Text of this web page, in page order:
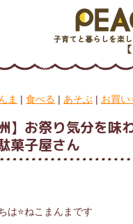
ま |食べる | あそぶ | お買い
】お祭り気分を味
菓子屋さん
は⭐ねこまんまです